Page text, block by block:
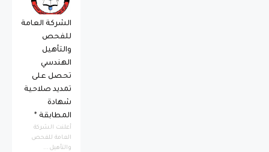
الشركة العامة
للفحص
والتأهيل
الهندسي
تحصل على
تمديد صلاحية
شهادة
المطابقة *
أعلنت الشركة
العامة للفحص
والتأهيل...